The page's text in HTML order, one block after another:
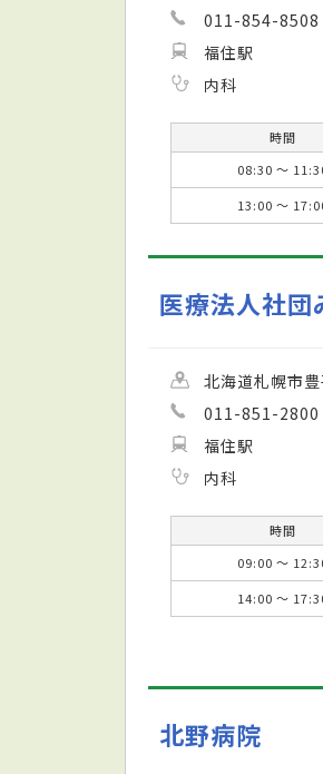
011-854-8508
福住駅
内科
時間
08:30 ～
13:00 ～
医療法人社団
北海道札幌市
011-851-2800
福住駅
内科
時間
09:00 ～
14:00 ～
北野病院